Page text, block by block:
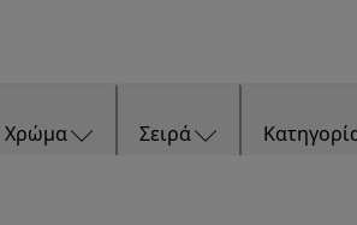
Χρώμα Σειρά